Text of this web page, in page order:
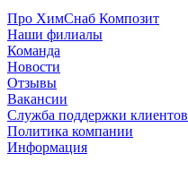
Про ХимСнаб Композит
Наши филиалы
Команда
Новости
Отзывы
Вакансии
Служба поддержки клиентов
Политика компании
Информация